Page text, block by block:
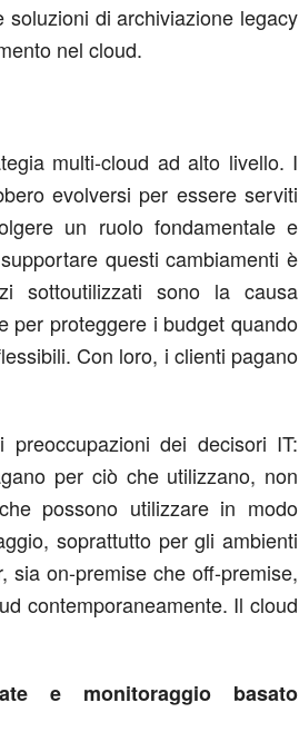
di archiviazione legacy
nel cloud.
multi-cloud ad alto livello. I
evolversi per essere serviti
un ruolo fondamentale e
questi cambiamenti è
sottoutilizzati sono la causa
per proteggere i budget quando
Con loro, i clienti pagano
dei decisori IT:
per ciò che utilizzano, non
possono utilizzare in modo
soprattutto per gli ambienti
sia on-premise che off-premise,
contemporaneamente. Il cloud
e monitoraggio basato